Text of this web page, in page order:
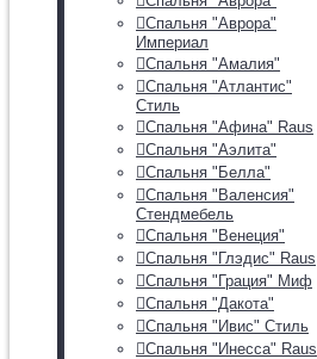
Спальня "Аврора"
Империал
Спальня "Амалия"
Спальня "Атлантис"
Стиль
Спальня "Афина" Raus
Спальня "Аэлита"
Спальня "Белла"
Спальня "Валенсия"
Стендмебель
Спальня "Венеция"
Спальня "Глэдис" Raus
Спальня "Грация" Миф
Спальня "Дакота"
Спальня "Ивис" Стиль
Спальня "Инесса" Raus